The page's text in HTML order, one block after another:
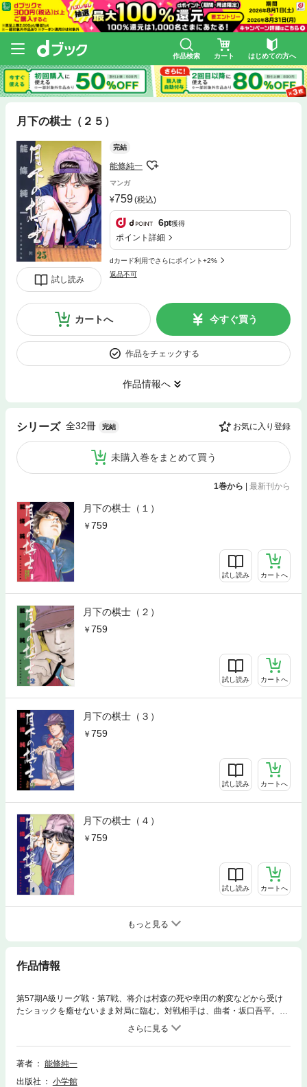
作品検索 カート はじめての方へ
月下の棋士（２５）
試し読み
完結
能條純一
マンガ
759(税込)
6pt獲得
ポイント詳細
dカード利用でさらにポイント+2%
返品不可
カートへ 今すぐ買う
作品をチェックする
作品情報へ
シリーズ 全32冊 完結 お気に入り登録
未購入巻をまとめて買う
1巻から | 最新刊から
月下の棋士（１）
759
試し読み カートへ
月下の棋士（２）
759
試し読み カートへ
月下の棋士（３）
759
試し読み カートへ
月下の棋士（４）
759
試し読み カートへ
もっと見る
作品情報
第57期A級リーグ戦・第7戦、将介は村森の死や幸田の豹変などから受け
たショックを癒せないまま対局に臨む。対戦相手は、曲者・坂口吾平。本
調子には程遠い将介を、坂口は容赦なく攻め立てる。そして、ついに……
著者
能條純一
出版社
小学館